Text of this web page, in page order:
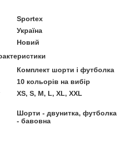
Sportex
Україна
Новий
Комплект шорти і футболка
10 кольорів на вибір
XS, S, M, L, XL, XXL
Шорти - двунитка, футболка
- бавовна